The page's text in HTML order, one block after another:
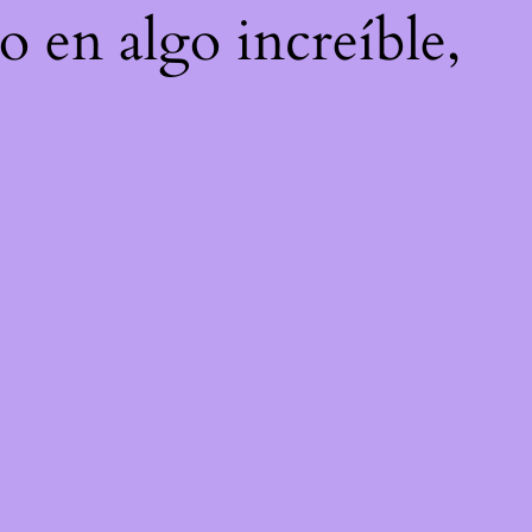
en algo increíble,